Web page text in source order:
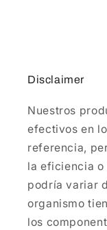
Disclaimer
Nuestros
efectivos en
referencia,
la eficiencia
podría variar
organismo
los